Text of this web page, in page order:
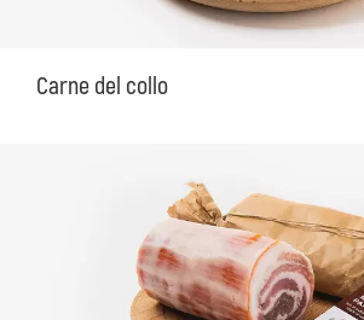
Carne del collo